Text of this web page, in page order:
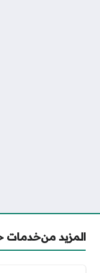
المزيد منخدمات